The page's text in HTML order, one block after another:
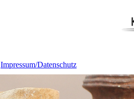
Impressum/Datenschutz